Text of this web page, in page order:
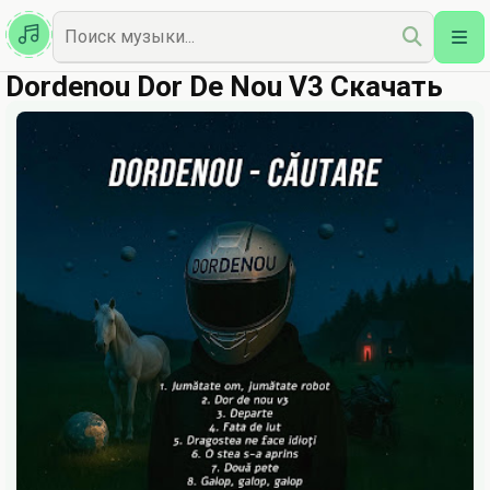
Казахская
Наш Топ
Dordenou Dor De Nou V3 Скачать